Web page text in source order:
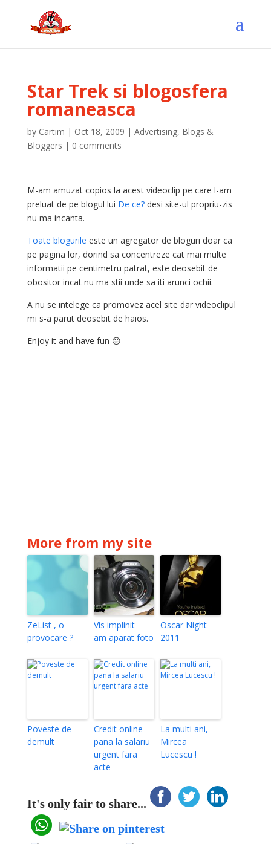
Star Trek si blogosfera
romaneasca
by Cartim | Oct 18, 2009 | Advertising, Blogs &
Bloggers | 0 comments
M-am amuzat copios la acest videoclip pe care l-am
preluat de pe blogul lui De ce?desi site-ul propriu-zis
nu ma incanta.
Toate blogurile este un agregator de bloguri doar ca
pe pagina lor, dorind sa concentreze cat mai multe
informatii pe centimetru patrat, este deosebit de
obositor incat nu ma stii unde sa iti arunci ochii.
A nu se intelege ca promovez acel site dar videoclipul
mi s-a parut deosebit de haios.
Enjoy it and have fun 😛
More from my site
ZeList , o
provocare ?
Vis implinit –
am aparat foto
Oscar Night
2011
Poveste de
demult
Credit online
pana la salariu
urgent fara
acte
La multi ani,
Mircea
Lucescu !
It's only fair to share...